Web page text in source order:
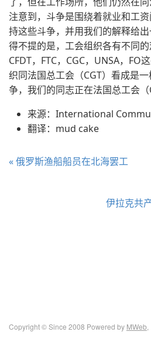
注意到，斗争是围绕着就业和工
持这些斗争，并用我们的解释给
得不提的是，工会组织各有不同
CFDT，FTC，CGC，UNSA，FO
织同法国总工会（CGT）看成是
争，我们的同志正在法国总工会（
来源：International
翻译：mud cake
« 俄罗斯渔船船员在北海罢工
伊拉克共
Copyright © Since 2008 Powered by MWeb,